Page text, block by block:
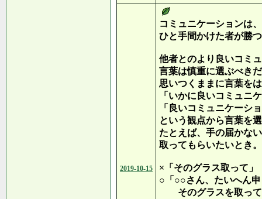
2019-10-15
コミュニケーションは、
ひと手間かけた者が勝
他者とのより良いコミ
言葉は慎重に選ぶべき
思いつくままに言葉を
「いかに良いコミュニ
「良いコミュニケーシ
という観点から言葉を
たとえば、手の届かな
取ってもらいたいとき
×「そのグラス取って」
○「○○さん、たいへん
そのグラスを取って